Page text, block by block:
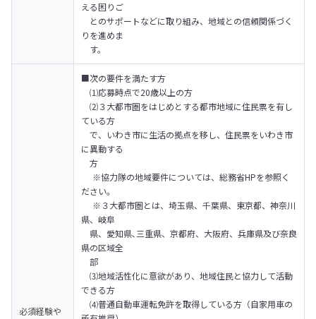
える困りご
とのサポートなどに取り組み、地域との信頼関係づく
りを進めま
す。
必須経験や
■次の要件を満たす方
⑴応募時点で20歳以上の方
⑵３大都市圏をはじめとする都市地域に住民票を有し
ている方
で、いわき市に生活の拠点を移し、住民票をいわき市
に異動する
方
※協力隊の地域要件については、総務省HPを参照く
ださい。
県、岐阜
県、愛知県､三重県、京都府、大阪府、兵庫県及び奈良
県の区域全
部
⑶地域活性化に意欲があり、地域住民と協力して活動
できる方
⑷普通自動車運転免許を取得している方（自家用車の